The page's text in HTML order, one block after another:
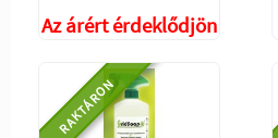
Az árért érdeklődjön
RAKTÁRON